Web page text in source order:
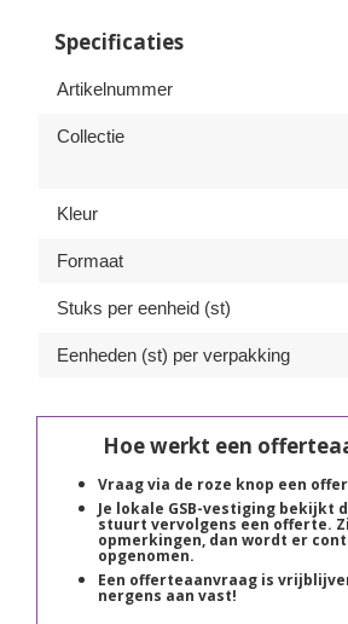
Specificaties
Artikelnummer
Collectie
Kleur
Formaat
Stuks per eenheid (st)
Eenheden (st) per verpakking
Hoe werkt een
Vraag via de roze knop een
Je lokale GSB-vestiging bekijkt
stuurt vervolgens een offerte.
opmerkingen, dan wordt er
opgenomen.
Een offerteaanvraag is
nergens aan vast!